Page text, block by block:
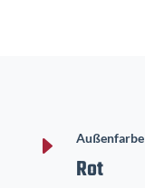
E Außenfarbe
Rot